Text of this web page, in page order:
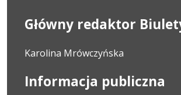
Główny redaktor
Karolina Mrówczyńska
Informacja publiczna